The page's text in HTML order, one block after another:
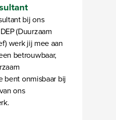
bij ons
(Duurzaam
werk jij mee aan
betrouwbaar,
bent onmisbaar bij
ons